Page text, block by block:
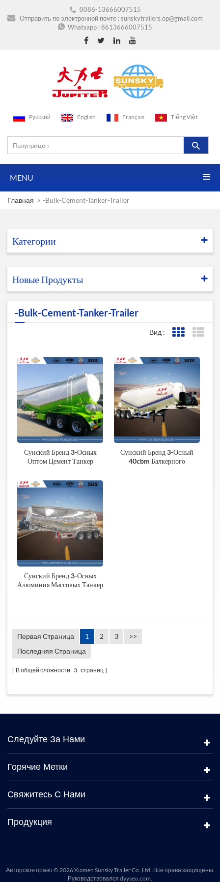
0086-13666007515
Отправить по электронной почте :sunskytrailers.op@gmail.com
Whatsapp :8613666007515
Pусский English Français Tiếng Việt
MENU
Главная -bulk-Cement-Tanker-Trailer
Категории
Новые Продукты
-bulk-Cement-Tanker-Trailer
Вид :
Сунский Бренд 3-Осных
Оптом Цемент Танкер
Сунский Бренд 3-Осный
40cbm Балкерного
Сунский Бренд 3-Осных
Алюминия Массовых Танкер
Первая Страница 1 2 3
>>
Последняя Страница
В общей сложности 3 страниц
Следуйте За Нами
Горячие Метки
Свяжитесь С Нами
Продукция
Авторское право © 2026 Xiamen Sunsky Trailer Co.,Ltd..Все права защищены.
Руководствовался dyyseo.com.